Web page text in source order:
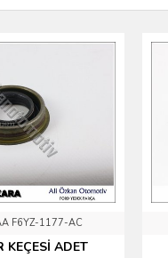
F6YZ-1177-AC
KEÇESİ ADET